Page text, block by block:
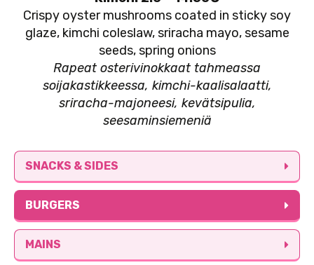
SNACKS & SIDES 
BURGERS 
MAINS 
Crispy oyster mushrooms coated in sticky soy
glaze, kimchi coleslaw, sriracha mayo, sesame
seeds, spring onions
Rapeat osterivinokkaat tahmeassa
soijakastikkeessa, kimchi-kaalisalaatti,
sriracha-majoneesi, kevätsipulia,
seesaminsiemeniä